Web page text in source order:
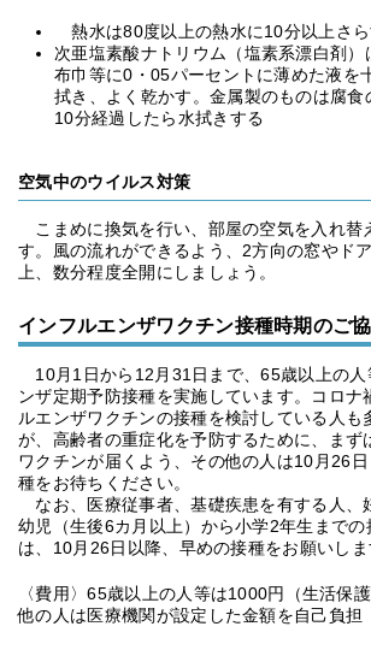
熱水は80度以上の熱水に10分以上さら
次亜塩素酸ナトリウム（塩素系漂白剤）
布巾等に0・05パーセントに薄めた液を
拭き、よく乾かす。金属製のものは腐食
10分経過したら水拭きする
空気中のウイルス対策
こまめに換気を行い、部屋の空気を入れ替
す。風の流れができるよう、2方向の窓やド
上、数分程度全開にしましょう。
インフルエンザワクチン接種時期のご
10月1日から12月31日まで、65歳以上の人
ンザ定期予防接種を実施しています。コロナ
ルエンザワクチンの接種を検討している人も
が、高齢者の重症化を予防するために、まず
ワクチンが届くよう、その他の人は10月26
種をお待ちください。
なお、医療従事者、基礎疾患を有する人、
幼児（生後6カ月以上）から小学2年生までの
は、10月26日以降、早めの接種をお願いしま
〈費用〉65歳以上の人等は1000円（生活保
他の人は医療機関が設定した金額を自己負担